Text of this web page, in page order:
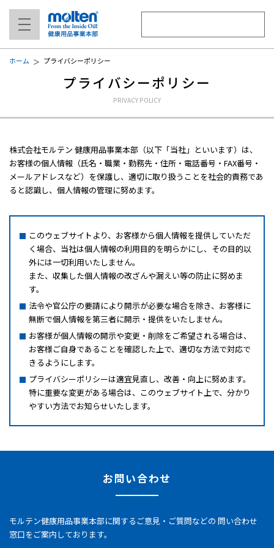
ホーム プライバシーポリシー
プライバシーポリシー
株式会社モルテン 健康用品事業本部（以下「当社」といいます）は、
お客様の個人情報（氏名・職業・勤務先・住所・電話番号・FAX番号・
メールアドレスなど）を保護し、適切に取り扱うことを社会的責務であ
ると認識し、個人情報の管理に努めます。
このウェブサイトより、お客様から個人情報を提供していただ
く場合、当社は個人情報の利用目的を明らかにし、その目的以
外には一切利用いたしません。
また、収集した個人情報の改ざんや漏えい等の防止に努めま
す。
法令や官公庁の要請により開示が必要な場合を除き、お客様に
無断で個人情報を第三者に開示・提供をいたしません。
お客様が個人情報の開示や変更・削除をご希望される場合は、
お客様ご自身であることを確認した上で、適切な方法で対応で
きるようにします。
プライバシーポリシーは適宜見直し、改善・向上に努めます。
特に重要な変更がある場合は、このウェブサイト上で、分かり
やすい方法でお知らせいたします。
お問い合わせ
モルテン健康用品事業本部に関するご意見・ご質問などの 問い合わせ
窓口をご案内しております。